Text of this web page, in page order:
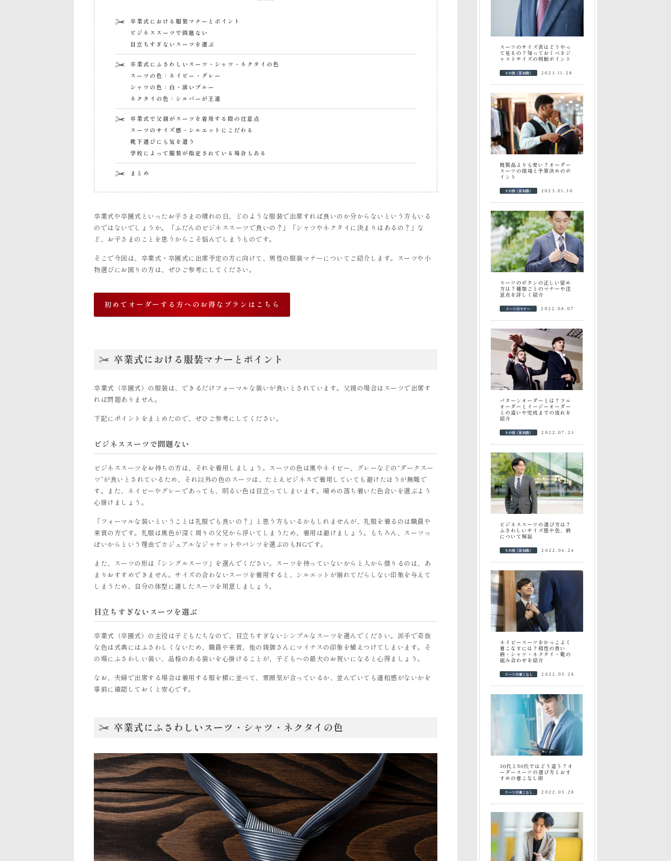
卒業式における服装マナーとポイント
ビジネススーツで問題ない
目立ちすぎないスーツを選ぶ
卒業式にふさわしいスーツ・シャツ・ネクタイの色
スーツの色：ネイビー・グレー
シャツの色：白・薄いブルー
ネクタイの色：シルバーが王道
卒業式で父親がスーツを着用する際の注意点
スーツのサイズ感・シルエットにこだわる
靴下選びにも気を遣う
学校によって服装が指定されている場合もある
まとめ
卒業式や卒園式といったお子さまの晴れの日、どのような服装で出席すれば良いのか分からないという方もいる
のではないでしょうか。「ふだんのビジネススーツで良いの？」「シャツやネクタイに決まりはあるの？」な
ど、お子さまのことを思うからこそ悩んでしまうものです。
そこで今回は、卒業式・卒園式に出席予定の方に向けて、男性の服装マナーについてご紹介します。スーツや小
物選びにお困りの方は、ぜひご参考にしてください。
初めてオーダーする方へのお得なプランはこちら
卒業式における服装マナーとポイント
卒業式（卒園式）の服装は、できるだけフォーマルな装いが良いとされています。父親の場合はスーツで出席す
れば問題ありません。
下記にポイントをまとめたので、ぜひご参考にしてください。
ビジネススーツで問題ない
ビジネススーツをお持ちの方は、それを着用しましょう。スーツの色は黒やネイビー、グレーなどの“ダークスー
ツ”が良いとされているため、それ以外の色のスーツは、たとえビジネスで着用していても避けたほうが無難で
す。また、ネイビーやグレーであっても、明るい色は目立ってしまいます。暗めの落ち着いた色合いを選ぶよう
心掛けましょう。
「フォーマルな装いということは礼服でも良いの？」と思う方もいるかもしれませんが、礼服を着るのは職員や
来賓の方です。礼服は黒色が深く周りの父兄から浮いてしまうため、着用は避けましょう。もちろん、スーツっ
ぽいからという理由でカジュアルなジャケットやパンツを選ぶのもNGです。
また、スーツの形は「シングルスーツ」を選んでください。スーツを持っていないからと人から借りるのは、あ
まりおすすめできません。サイズの合わないスーツを着用すると、シルエットが崩れてだらしない印象を与えて
しまうため、自分の体型に適したスーツを用意しましょう。
目立ちすぎないスーツを選ぶ
卒業式（卒園式）の主役は子どもたちなので、目立ちすぎないシンプルなスーツを選んでください。派手で奇抜
な色は式典にはふさわしくないため、職員や来賓、他の親御さんにマイナスの印象を植えつけてしまいます。そ
の場にふさわしい装い、品格のある装いを心掛けることが、子どもへの最大のお祝いになると心得ましょう。
なお、夫婦で出席する場合は着用する服を横に並べて、雰囲気が合っているか、並んでいても違和感がないかを
事前に確認しておくと安心です。
卒業式にふさわしいスーツ・シャツ・ネクタイの色
スーツのサイズ表はどうやっ
て見るの？知っておくべきジ
ャストサイズの判断ポイント
その他（豆知識） 2023.11.28
既製品よりも安い？オーダー
スーツの相場と予算決めのポ
イント
その他（豆知識） 2023.01.30
スーツのボタンの正しい留め
方は？種類ごとのマナーや注
意点を詳しく紹介
スーツのマナー 2022.08.07
パターンオーダーとは？フル
オーダーとイージーオーダー
との違いや完成までの流れを
紹介
その他（豆知識） 2022.07.23
ビジネススーツの選び方は？
ふさわしいサイズ感や色、柄
について解説
その他（豆知識） 2022.06.26
ネイビースーツをかっこよく
着こなすには？相性の良い
柄・シャツ・ネクタイ・靴の
組み合わせを紹介
スーツの着こなし 2022.05.28
30代と50代ではどう違う？オ
ーダースーツの選び方とおす
すめの着こなし術
スーツの着こなし 2022.05.28